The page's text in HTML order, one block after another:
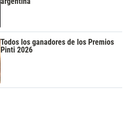
Todos los ganadores de los Premios
Pinti 2026